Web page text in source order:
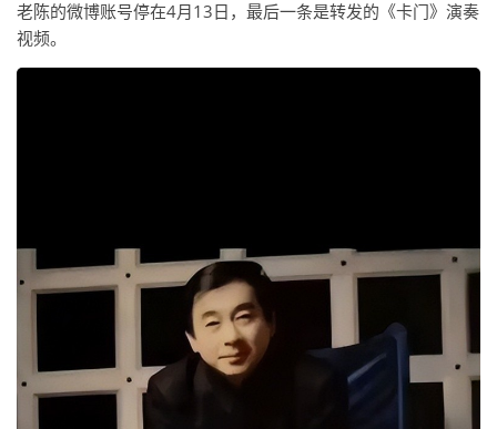
老陈的微博账号停在4月13日，最后一条是转发的《卡门》演奏
视频。